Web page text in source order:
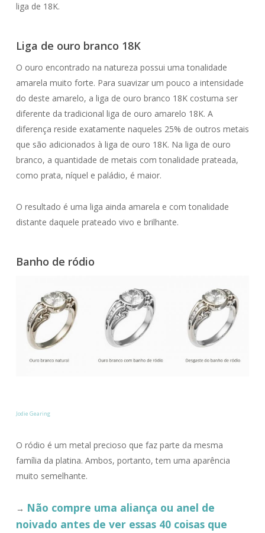
liga de 18K.
Liga de ouro branco 18K
O ouro encontrado na natureza possui uma tonalidade
amarela muito forte. Para suavizar um pouco a intensidade
do deste amarelo, a liga de ouro branco 18K costuma ser
diferente da tradicional liga de ouro amarelo 18K. A
diferença reside exatamente naqueles 25% de outros metais
que são adicionados à liga de ouro 18K. Na liga de ouro
branco, a quantidade de metais com tonalidade prateada,
como prata, níquel e paládio, é maior.
O resultado é uma liga ainda amarela e com tonalidade
distante daquele prateado vivo e brilhante.
Banho de ródio
Jodie Gearing
O ródio é um metal precioso que faz parte da mesma
família da platina. Ambos, portanto, tem uma aparência
muito semelhante.
→ Não compre uma aliança ou anel de
noivado antes de ver essas 40 coisas que